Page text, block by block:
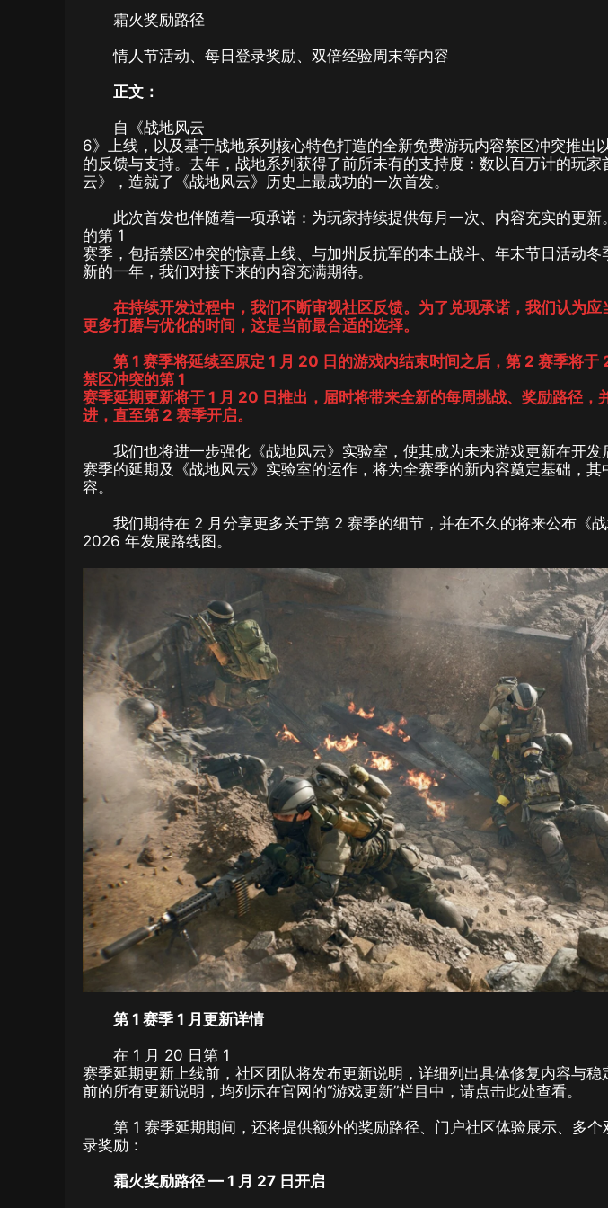
霜火奖励路径
情人节活动、每日登录奖励、双倍经验周末等内容
正文：
自《战地风云
6》上线，以及基于战地系列核心特色打造的全新免费游玩内容禁区冲突推出
的反馈与支持。去年，战地系列获得了前所未有的支持度：数以百万计的玩
云》，造就了《战地风云》历史上最成功的一次首发。
此次首发也伴随着一项承诺：为玩家持续提供每月一次、内容充实的更
的第 1
赛季，包括禁区冲突的惊喜上线、与加州反抗军的本土战斗、年末节日活动冬
新的一年，我们对接下来的内容充满期待。
在持续开发过程中，我们不断审视社区反馈。为了兑现承诺，我们认为应
更多打磨与优化的时间，这是当前最合适的选择。
第 1 赛季将延续至原定 1 月 20 日的游戏内结束时间之后，第 2 赛季将于
禁区冲突的第 1
赛季延期更新将于 1 月 20 日推出，届时将带来全新的每周挑战、奖励路径，
进，直至第 2 赛季开启。
我们也将进一步强化《战地风云》实验室，使其成为未来游戏更新在开发
赛季的延期及《战地风云》实验室的运作，将为全赛季的新内容奠定基础，
容。
我们期待在 2 月分享更多关于第 2 赛季的细节，并在不久的将来公布《
2026 年发展路线图。
第 1 赛季 1 月更新详情
在 1 月 20 日第 1
赛季延期更新上线前，社区团队将发布更新说明，详细列出具体修复内容与
前的所有更新说明，均列示在官网的“游戏更新”栏目中，请点击此处查看。
第 1 赛季延期期间，还将提供额外的奖励路径、门户社区体验展示、多
录奖励：
霜火奖励路径 — 1 月 27 日开启